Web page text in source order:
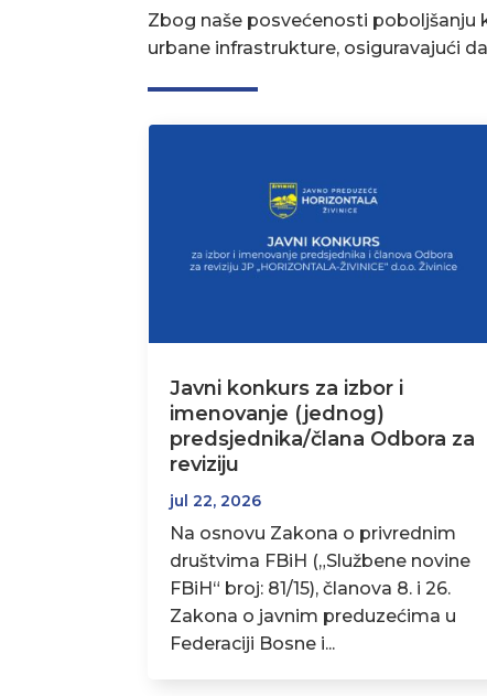
Zbog naše posvećenosti
urbane infrastrukture, osiguravajući
Javni konkurs za izbor i
imenovanje (jednog)
predsjednika/člana Odbora za
reviziju
jul 22, 2026
Na osnovu Zakona o privrednim
društvima FBiH („Službene novine
FBiH“ broj: 81/15), članova 8. i 26.
Zakona o javnim preduzećima u
Federaciji Bosne i...